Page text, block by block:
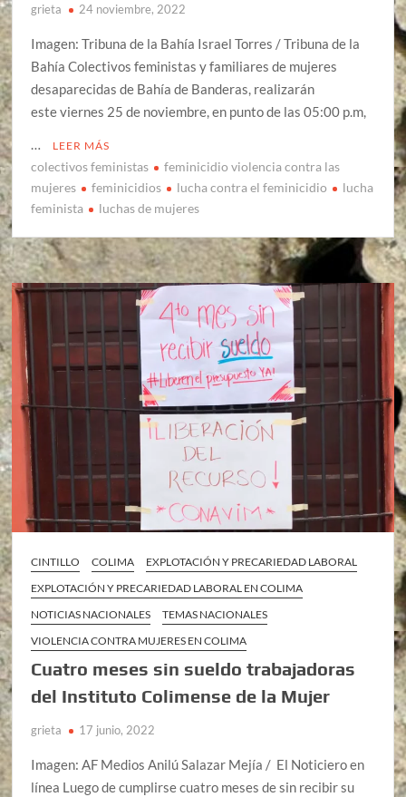
grieta 24 noviembre, 2022
Imagen: Tribuna de la Bahía Israel Torres / Tribuna de la
Bahía Colectivos feministas y familiares de mujeres
desaparecidas de Bahía de Banderas, realizarán
este viernes 25 de noviembre, en punto de las 05:00 p.m,
…
LEER MÁS
colectivos feministas
feminicidio violencia contra las
mujeres
feminicidios lucha contra el feminicidio
lucha
feminista
luchas de mujeres
CINTILLO COLIMA
EXPLOTACIÓN Y PRECARIEDAD LABORAL
EXPLOTACIÓN Y PRECARIEDAD LABORAL EN COLIMA
NOTICIAS NACIONALES
TEMAS NACIONALES
VIOLENCIA CONTRA MUJERES EN COLIMA
Cuatro meses sin sueldo trabajadoras
del Instituto Colimense de la Mujer
grieta 17 junio, 2022
Imagen: AF Medios Anilú Salazar Mejía / El Noticiero en
línea Luego de cumplirse cuatro meses de sin recibir su